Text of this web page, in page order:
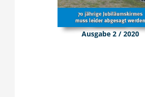
Ausgabe 2 / 2020